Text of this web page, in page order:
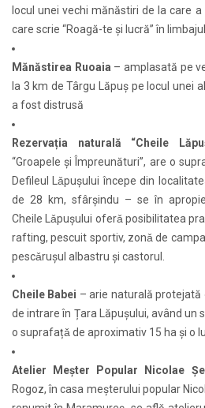
locul unei vechi mănăstiri de la care
care scrie “Roagă-te și lucră” în
Mănăstirea Ruoaia – amplasată pe
la 3 km de Târgu Lăpuș pe locul unei
a fost distrusă
Rezervația naturală “Cheile
“Groapele și Împreunături”, are o
Defileul Lǎpușului începe din
de 28 km, sfârșindu – se în
Cheile Lǎpușului oferǎ posibilitatea
rafting, pescuit sportiv, zonǎ de
pescǎrușul albastru și castorul.
Cheile Babei – arie naturală
de intrare în Țara Lăpușului, având un
o suprafațǎ de aproximativ 15 ha și o
Atelier Meșter Popular Nicolae
Rogoz, în casa meșterului popular